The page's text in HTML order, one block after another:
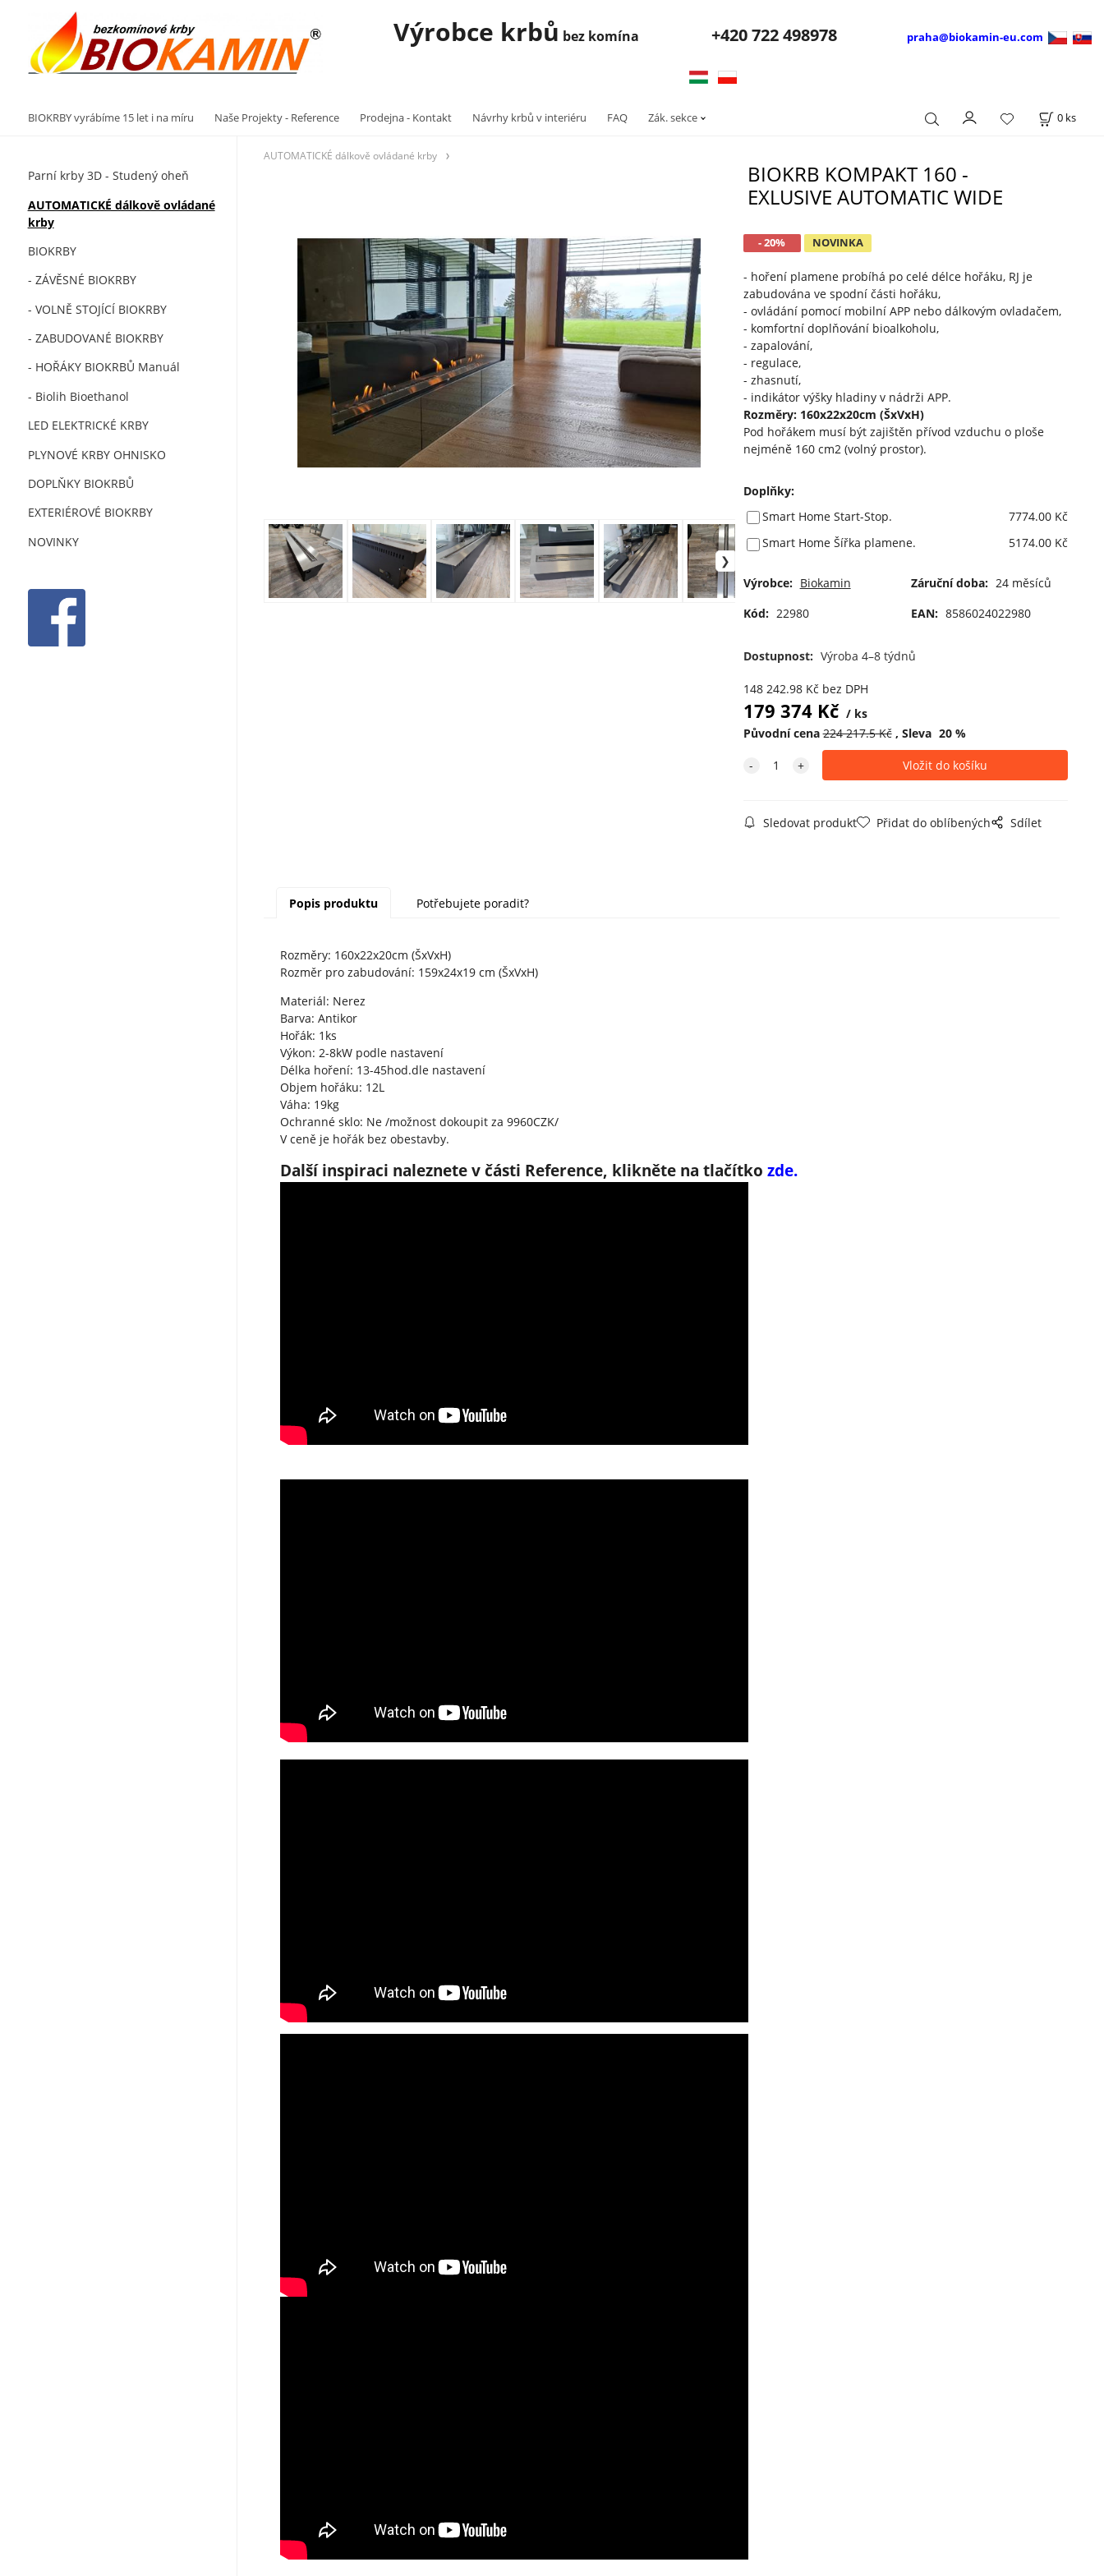
Výrobce krbů bez komína +420722 498978 praha@biokamin-eu.com
BIOKRBY vyrábíme 15 let i na míru Naše Projekty - Reference Prodejna - Kontakt Návrhy krbů v interiéru FAQ Zák. sekce 0 ks
Parní krby 3D - Studený oheň
AUTOMATICKÉ dálkově ovládané
krby
BIOKRBY
- ZÁVĚSNÉ BIOKRBY
- VOLNĚ STOJÍCÍ BIOKRBY
- ZABUDOVANÉ BIOKRBY
- HOŘÁKY BIOKRBŮ Manuál
- Biolih Bioethanol
LED ELEKTRICKÉ KRBY
PLYNOVÉ KRBY OHNISKO
DOPLŇKY BIOKRBŮ
EXTERIÉROVÉ BIOKRBY
NOVINKY
AUTOMATICKÉ dálkově ovládané krby
BIOKRB KOMPAKT 160 -
EXLUSIVE AUTOMATIC WIDE
- 20% NOVINKA
- hoření plamene probíhá po celé délce hořáku, RJ je
zabudována ve spodní části hořáku,
- ovládání pomocí mobilní APP nebo dálkovým ovladačem,
- komfortní doplňování bioalkoholu,
- zapalování,
- regulace,
- zhasnutí,
- indikátor výšky hladiny v nádrži APP.
Rozměry: 160x22x20cm (ŠxVxH)
Pod hořákem musí být zajištěn přívod vzduchu o ploše
nejméně 160 cm2 (volný prostor).
Doplňky:
Smart Home Start-Stop.
7774.00 Kč
Smart Home Šířka plamene.
5174.00 Kč
Výrobce: Biokamin Záruční doba: 24 měsíců
Kód: 22980 EAN: 8586024022980
Dostupnost: Výroba 4–8 týdnů
148 242.98Kč bez DPH
179 374Kč
ks
Původní cena 224 217.5Kč Sleva 20%
Sledovat produkt Přidat do oblíbených Sdílet
Popis produktu Potřebujete poradit?
Rozměry: 160x22x20cm (ŠxVxH)
Rozměr pro zabudování: 159x24x19 cm (ŠxVxH)
Materiál: Nerez
Barva: Antikor
Hořák: 1ks
Výkon: 2-8kW podle nastavení
Délka hoření: 13-45hod.dle nastavení
Objem hořáku: 12L
Váha: 19kg
Ochranné sklo: Ne /možnost dokoupit za 9960CZK/
V ceně je hořák bez obestavby.
Další inspiraci naleznete v části Reference, klikněte na tlačítko zde.